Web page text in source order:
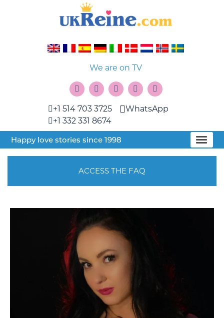
We are on TV
+1 514 703 3725
+1 332 331 8674
WhatsApp
Happy love stories since 1998
ACCESS THE FAQ